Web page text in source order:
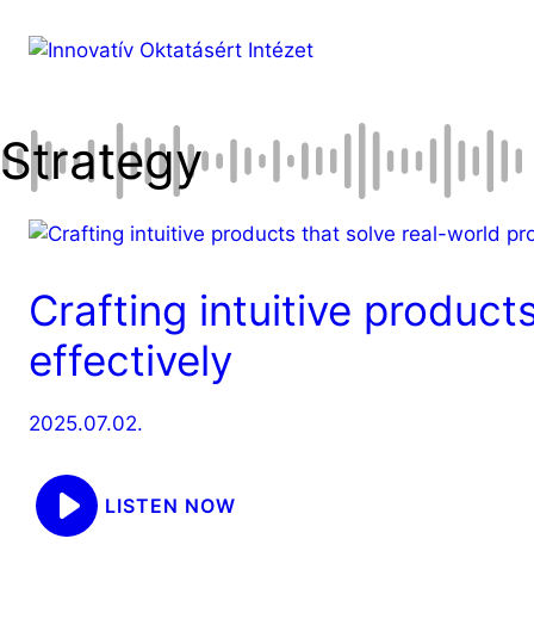
Strategy
Crafting intuitive
effectively
2025.07.02.
LISTEN NOW